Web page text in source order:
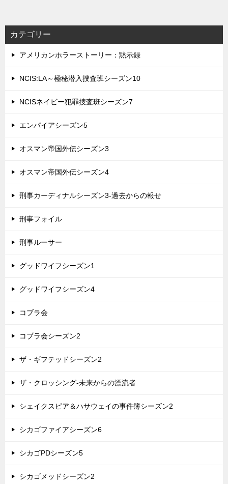
カテゴリー
アメリカンホラーストーリー：黙示録
NCIS:LA～極秘潜入捜査班シーズン10
NCISネイビー犯罪捜査班シーズン7
エンパイアシーズン5
オスマン帝国外伝シーズン3
オスマン帝国外伝シーズン4
刑事カーディナルシーズン3-過去からの報せ
刑事フォイル
刑事ルーサー
グッドワイフシーズン1
グッドワイフシーズン4
コブラ会
コブラ会シーズン2
ザ・ギフテッドシーズン2
ザ・クロッシング-未来からの漂流者
シェイクスピア＆ハサウェイの事件簿シーズン2
シカゴファイアシーズン6
シカゴPDシーズン5
シカゴメッドシーズン2